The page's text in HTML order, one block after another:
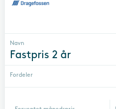
Navn
Fastpris 2 år
Fordeler